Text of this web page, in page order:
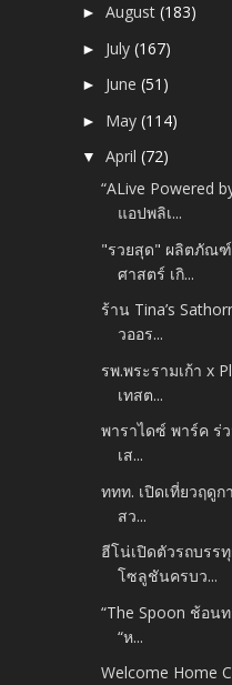
►August(183)
► July(167)
► June(51)
► May(114)
▼April(72)
“ALive Powered
แอปพลิเ...
"รวยสุด" ผลิตภัณ
ศาสตร์ เกิ...
ร้าน Tina’s
วออร...
รพ.พระรามเก้า x
เทสต...
พาราไดซ์ พาร์ค ร่
เส...
ททท. เปิดเที่ยวฤดู
สว...
ฮีโน่เปิดตัวรถบรร
โซลูชันครบว...
“The Spoon ช้อน
“ห...
Welcome Home